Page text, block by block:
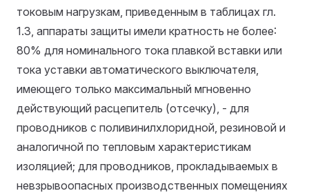
токовым нагрузкам, приведенным в таблицах гл.
1.3, аппараты защиты имели кратность не более:
80% для номинального тока плавкой вставки или
тока уставки автоматического выключателя,
имеющего только максимальный мгновенно
действующий расцепитель (отсечку), - для
проводников с поливинилхлоридной, резиновой и
аналогичной по тепловым характеристикам
изоляцией; для проводников, прокладываемых в
невзрывоопасных производственных помещениях